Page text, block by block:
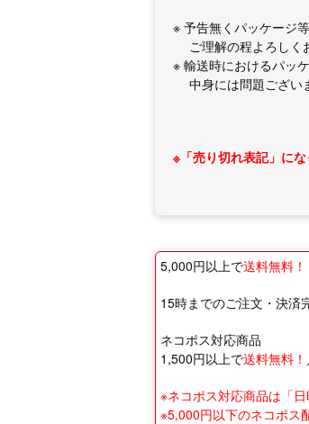
※ 予告無くパッケージ
ご理解の程よろしく
※ 輸送時におけるパッ
中身には問題ござい
※「売り切れ表記」に
5,000円以上で送料無料！
15時までのご注文・決済
ネコポス対応商品
1,500円以上で送料無料！
※ネコポス対応商品は「
※5,000円以下のネコポス